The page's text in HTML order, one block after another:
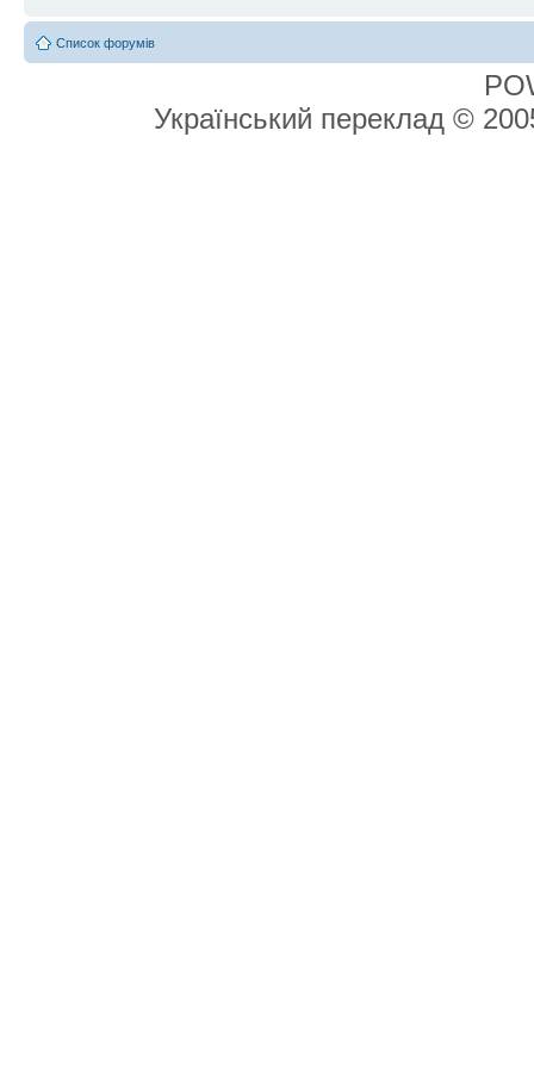
Список форумів
Український переклад ©